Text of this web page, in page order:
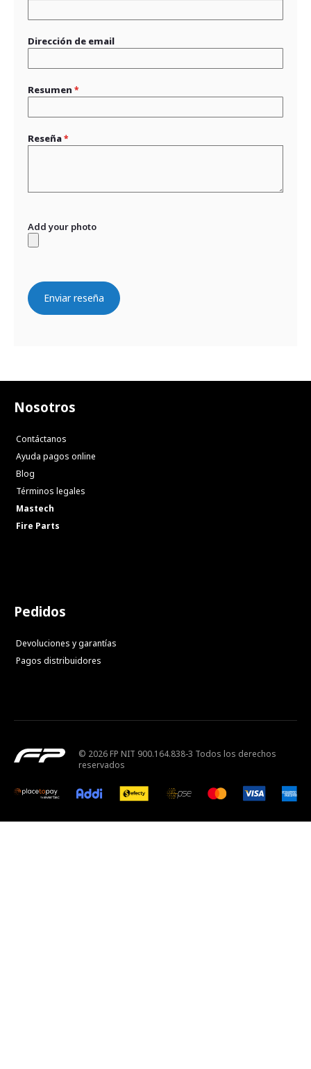
Dirección de email
Resumen
Reseña
Add your photo
Enviar reseña
Nosotros
Contáctanos
Ayuda pagos online
Blog
Términos legales
Mastech
Fire Parts
Pedidos
Devoluciones y garantías
Pagos distribuidores
© 2026 FP NIT 900.164.838-3 Todos los derechos
reservados